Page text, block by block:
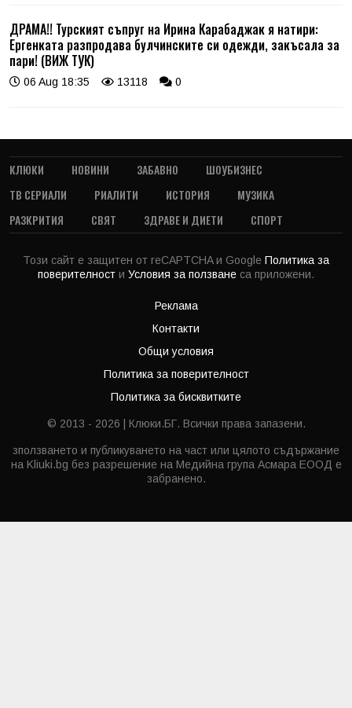
ДРАМА!! Турският съпруг на Ирина Карабаджак я натири:
Ергенката разпродава булчинските си одежди, закъсала за
пари! (ВИЖ ТУК)
06 Aug 18:35 13118 0
КЛЮКИ НОВИНИ ЗАБАВНО
ШОУБИЗНЕС
ТВ СЕРИАЛИ
РИАЛИТИ ИСТОРИЯ
МУЗИКА
РАЗКРИТИЯ
СВЯТ ЗДРАВЕ И ДИЕТИ СПОРТ
Този сайт е защитен от reCAPTCHA и Google Политика за
поверителност и Условия за ползване са приложени.
Реклама
Контакти
Общи условия
Политика за поверителност
Политика за бисквитките
© 2013 - 2026 | Клюки.БГ. Всички права запазени.
зползването и публикуването на част или цялото съдържание
на Kliuki.bg без разрешение на Медийна група Асмара ЕООД е
забранено.